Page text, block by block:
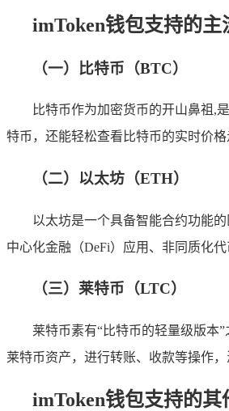
imToken钱包支持的主
（一）比特币（BTC）
比特币作为加密货币的开山鼻祖,
特币，还能轻松查看比特币的实时价格
（二）以太坊（ETH）
以太坊是一个具备智能合约功能
中心化金融（DeFi）应用、非同质化
（三）莱特币（LTC）
莱特币素有“比特币的轻量级版本
莱特币资产，进行转账、收款等操作
imToken钱包支持的其